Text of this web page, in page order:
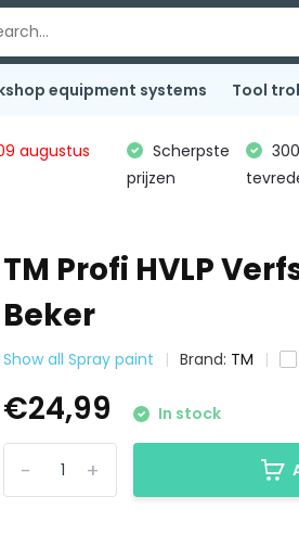
equipment systems Tool
augustus
Scherpste
prijzen
TM Profi HVLP
Beker
Show all Spray paint Brand: TM
€24,99 In stock
+
-